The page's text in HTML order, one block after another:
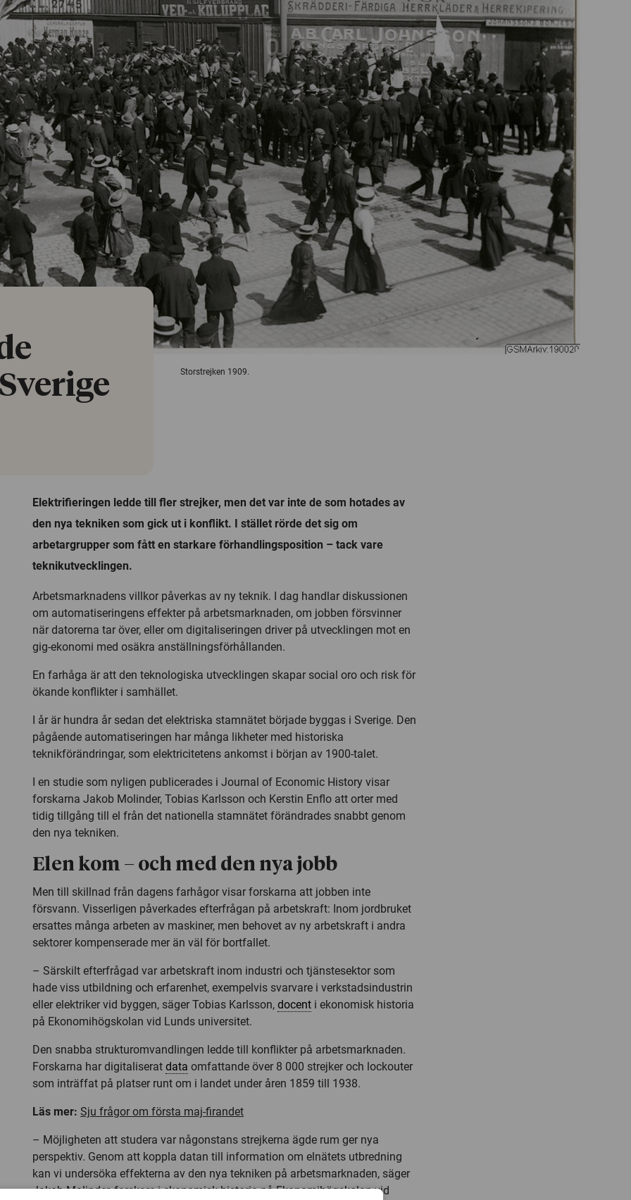
Storstrejken 1909.
Elektrifieringen ledde till fler strejker, men det var inte de som hotades av
den nya tekniken som gick ut i konflikt. I stället rörde det sig om
arbetargrupper som fått en starkare förhandlingsposition – tack vare
teknikutvecklingen.
Arbetsmarknadens villkor påverkas av ny teknik. I dag handlar diskussionen
om automatiseringens effekter på arbetsmarknaden, om jobben försvinner
när datorerna tar över, eller om digitaliseringen driver på utvecklingen mot en
gig-ekonomi med osäkra anställningsförhållanden.
En farhåga är att den teknologiska utvecklingen skapar social oro och risk för
ökande konflikter i samhället.
I år är hundra år sedan det elektriska stamnätet började byggas i Sverige. Den
pågående automatiseringen har många likheter med historiska
teknikförändringar, som elektricitetens ankomst i början av 1900-talet.
I en studie som nyligen publicerades i Journal of Economic History visar
forskarna Jakob Molinder, Tobias Karlsson och Kerstin Enflo att orter med
tidig tillgång till el från det nationella stamnätet förändrades snabbt genom
den nya tekniken.
Elen kom – och med den nya jobb
Men till skillnad från dagens farhågor visar forskarna att jobben inte
försvann. Visserligen påverkades efterfrågan på arbetskraft: Inom jordbruket
ersattes många arbeten av maskiner, men behovet av ny arbetskraft i andra
sektorer kompenserade mer än väl för bortfallet.
– Särskilt efterfrågad var arbetskraft inom industri och tjänstesektor som
hade viss utbildning och erfarenhet, exempelvis svarvare i verkstadsindustrin
eller elektriker vid byggen, säger Tobias Karlsson, docent i ekonomisk historia
på Ekonomihögskolan vid Lunds universitet.
Den snabba strukturomvandlingen ledde till konflikter på arbetsmarknaden.
Forskarna har digitaliserat data omfattande över 8 000 strejker och lockouter
som inträffat på platser runt om i landet under åren 1859 till 1938.
Läs mer: Sju frågor om första maj-firandet
– Möjligheten att studera var någonstans strejkerna ägde rum ger nya
perspektiv. Genom att koppla datan till information om elnätets utbredning
kan vi undersöka effekterna av den nya tekniken på arbetsmarknaden, säger
Jakob Molinder, forskare i ekonomisk historia på Ekonomihögskolan vid